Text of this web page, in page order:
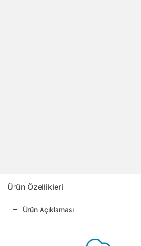
Ürün Özellikleri
Ürün Açıklaması